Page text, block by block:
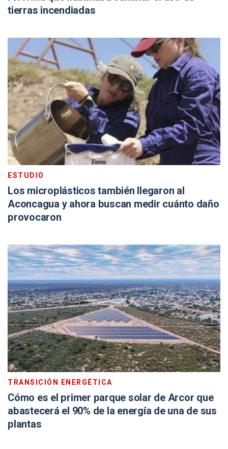
tierras incendiadas
ESTUDIO
Los microplásticos también llegaron al
Aconcagua y ahora buscan medir cuánto daño
provocaron
TRANSICIÓN ENERGÉTICA
Cómo es el primer parque solar de Arcor que
abastecerá el 90% de la energía de una de sus
plantas